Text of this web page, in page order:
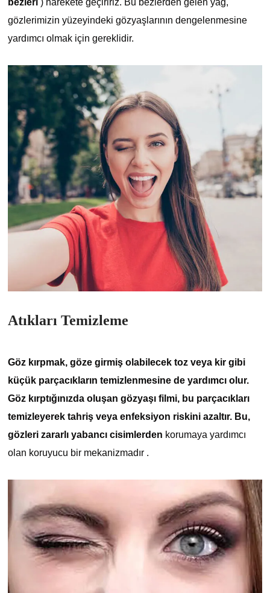
gözlerimizin yüzeyindeki gözyaşlarının dengelenmesine
yardımcı olmak için gereklidir.
Atıkları Temizleme
Göz kırpmak, göze girmiş olabilecek toz veya kir gibi
küçük parçacıkların temizlenmesine de yardımcı olur.
Göz kırptığınızda oluşan gözyaşı filmi, bu parçacıkları
temizleyerek tahriş veya enfeksiyon riskini azaltır. Bu,
gözleri zararlı yabancı cisimlerden korumaya yardımcı
olan koruyucu bir mekanizmadır .